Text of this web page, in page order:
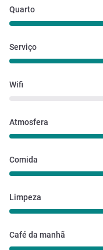
Quarto
Serviço
Wifi
Atmosfera
Comida
Limpeza
Café da manhã